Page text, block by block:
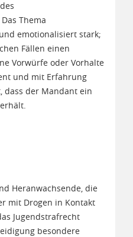
Thema
emotionalisiert stark;
Fällen einen
Vorwürfe oder Vorhalte
und mit Erfahrung
dass der Mandant ein
Heranwachsende, die
mit Drogen in Kontakt
Jugendstrafrecht
besondere